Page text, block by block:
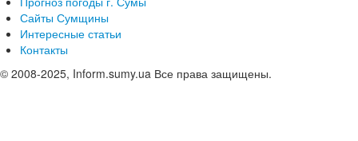
Сайты Сумщины
Интересные статьи
Контакты
© 2008-2025, Inform.sumy.ua Все права защищены.